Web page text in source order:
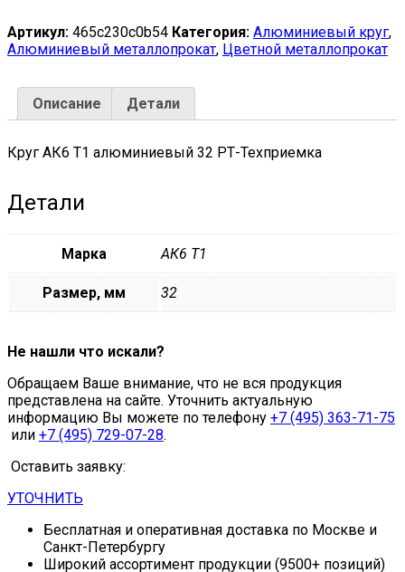
РТ-
Техприемка
quantity
Артикул: 465c230c0b54 Категория: Алюминиевый круг,
Алюминиевый металлопрокат, Цветной металлопрокат
Описание Детали
Круг АК6 Т1 алюминиевый 32 РТ-Техприемка
Детали
Марка АК6 Т1
Размер, мм 32
Не нашли что искали?
Обращаем Ваше внимание, что не вся продукция
представлена на сайте. Уточнить актуальную
информацию Вы можете по телефону +7 (495) 363-71-75
или +7 (495) 729-07-28.
Оставить заявку:
УТОЧНИТЬ
Бесплатная и оперативная доставка по Москве и
Санкт-Петербургу
Широкий ассортимент продукции (9500+ позиций)